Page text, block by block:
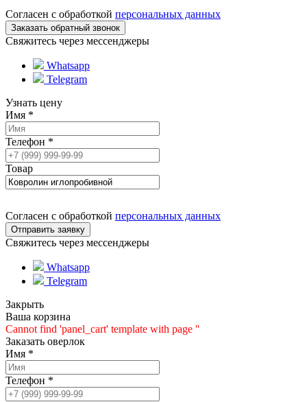
Согласен с обработкой персональных данных
Свяжитесь через мессенджеры
Whatsapp
Telegram
Узнать цену
Имя *
Телефон *
Товар
Согласен с обработкой персональных данных
Свяжитесь через мессенджеры
Whatsapp
Telegram
Закрыть
Ваша корзина
Cannot find 'panel_cart' template with page ''
Заказать оверлок
Имя *
Телефон *